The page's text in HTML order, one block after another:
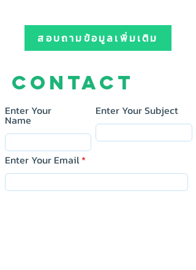
สอบถามข้อมูลเพิ่มเติม
Contact
Enter Your
Name
Enter Your Subject
Enter Your Email